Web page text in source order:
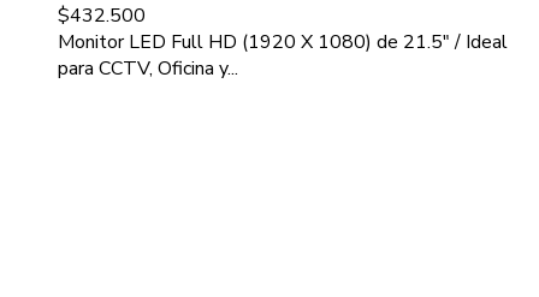
$432.500
Monitor LED Full HD (1920 X 1080) de 21.5" / Ideal
para CCTV, Oficina y...